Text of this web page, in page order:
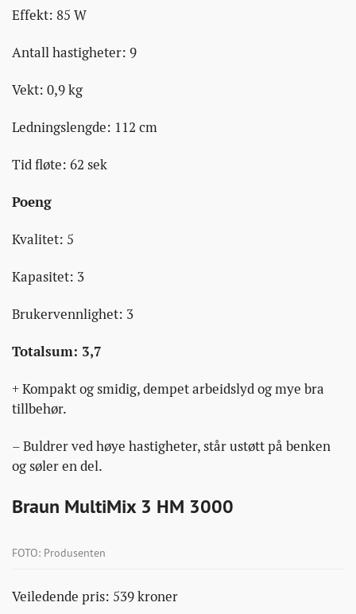
Effekt: 85 W
Antall hastigheter: 9
Vekt: 0,9 kg
Ledningslengde: 112 cm
Tid fløte: 62 sek
Poeng
Kvalitet: 5
Kapasitet: 3
Brukervennlighet: 3
Totalsum: 3,7
+ Kompakt og smidig, dempet arbeidslyd og mye bra
tillbehør.
– Buldrer ved høye hastigheter, står ustøtt på benken
og søler en del.
Braun MultiMix 3 HM 3000
FOTO: Produsenten
Veiledende pris: 539 kroner